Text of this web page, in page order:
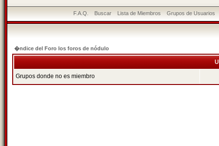
F.A.Q. Buscar Lista de Miembros Grupos de Usuarios
�ndice del Foro los foros de nódulo
Grupos donde no es miembro